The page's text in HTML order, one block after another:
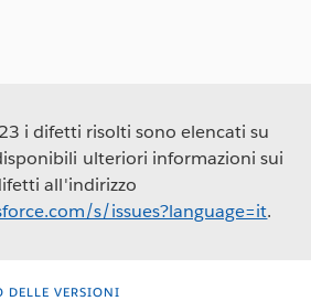
i difetti risolti sono elencati su
ulteriori informazioni sui
all'indirizzo
s/issues?language=it.
DELLE VERSIONI